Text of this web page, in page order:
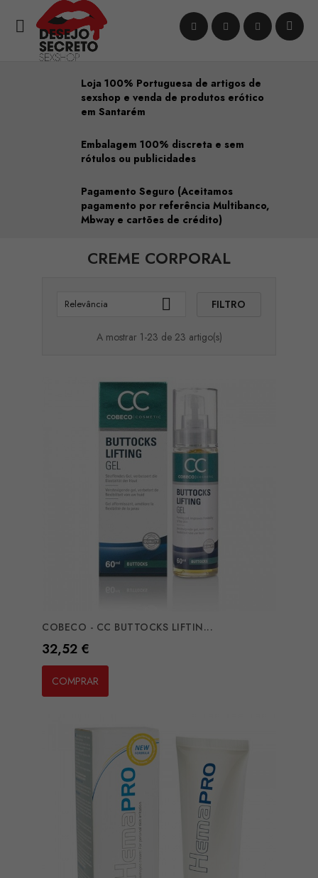

Loja 100% Portuguesa de artigos de
sexshop e venda de produtos erótico
em Santarém
Embalagem 100% discreta e sem
rótulos ou publicidades
Pagamento Seguro (Aceitamos
pagamento por referência Multibanco,
Mbway e cartões de crédito)
CREME CORPORAL
Relevância  FILTRO
A mostrar 1-23 de 23 artigo(s)
COBECO - CC BUTTOCKS LIFTIN...
Preço
32,52 €
COMPRAR